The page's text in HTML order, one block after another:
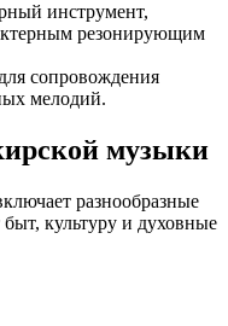
инструмент,
резонирующим
сопровождения
мелодий.
музыки
разнообразные
культуру и духовные